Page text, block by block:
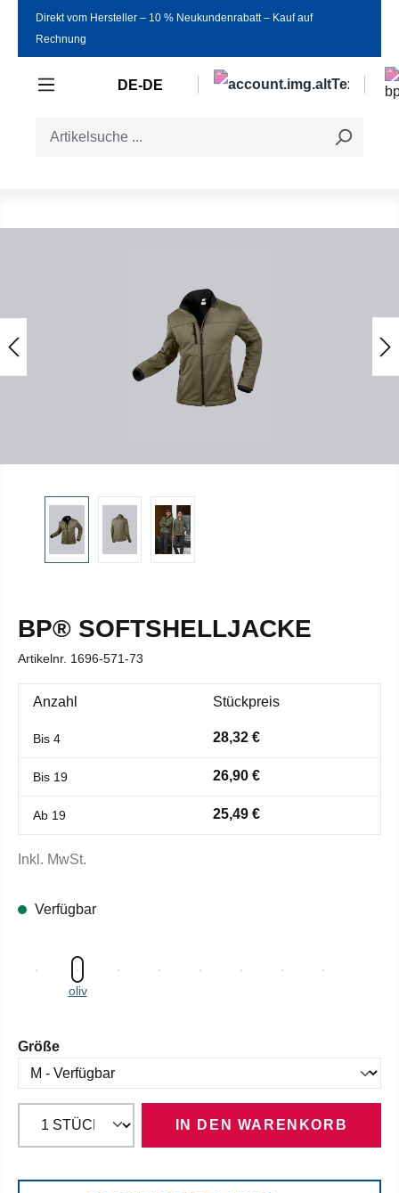
Zum Hauptinhalt springen
Direkt vom Hersteller ‒ 10 % Neukundenrabatt ‒ Kauf auf
Rechnung
DE-DE
BP® SOFTSHELLJACKE
Artikelnr. 1696-571-73
Anzahl Stückpreis
Bis 4 28,32 €
Bis 19 26,90 €
Ab 19 25,49 €
Inkl. MwSt.
Verfügbar
oliv
Größeauswählen
IN DEN WARENKORB